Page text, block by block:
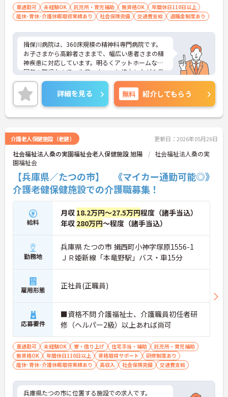
車通勤可 未経験OK 託児所・育児補助 無資格OK
年間休日110日以上
産休･育休･介護休暇取得実績あり
社会保険完備 交通費支給 退職金制度あり
揖保川病院は、360床規模の精神科専門病院です。
お子さまから高齢者さままで、幅広い患者さまの精
神疾患に対応しています。明るくアットホームな雰
囲気の職場なので、先輩スタッフと協力しながら業
務を進められるのが特徴です♪
託児所完備で子育てをサポート致しますので、経験
が浅い方やブランクのある方でもしっかりと指導致
しますので安心してご応募下さい！
ご興味がある方は是非一度マイナビ介護職までお問
詳細を見る 無料 紹介してもらう
介護老人保健施設（老健） 更新日：2026年05月26日
社会福祉法人桑の実園福祉会老人保健施設 旭陽
社会福祉法人桑の実
園福祉会
【兵庫県／たつの市】 《マイカー通勤可能◎》
介護老健保健施設での介護職募集！
給料
月収 18.2万円～27.5万円程度（諸手当込）
年収 280万円～程度（諸手当込）
勤務地
兵庫県 たつの市 揖西町小神字塚原1556-1
ＪＲ姫新線「本竜野駅」バス・車15分
雇用形態 正社員(正職員)
応募要件
■資格不問 介護福祉士、介護職員初任者研
修（ヘルパー2級）以上あれば尚可
車通勤可 未経験OK 寮・借り上げ 住宅手当・補助
託児所・育児補助
無資格OK
年間休日110日以上 資格取得サポート
研修制度あり
産休･育休･介護休暇取得実績あり
高収入 社会保険完備 交通費支給
兵庫県たつの市に位置する施設での求人です。